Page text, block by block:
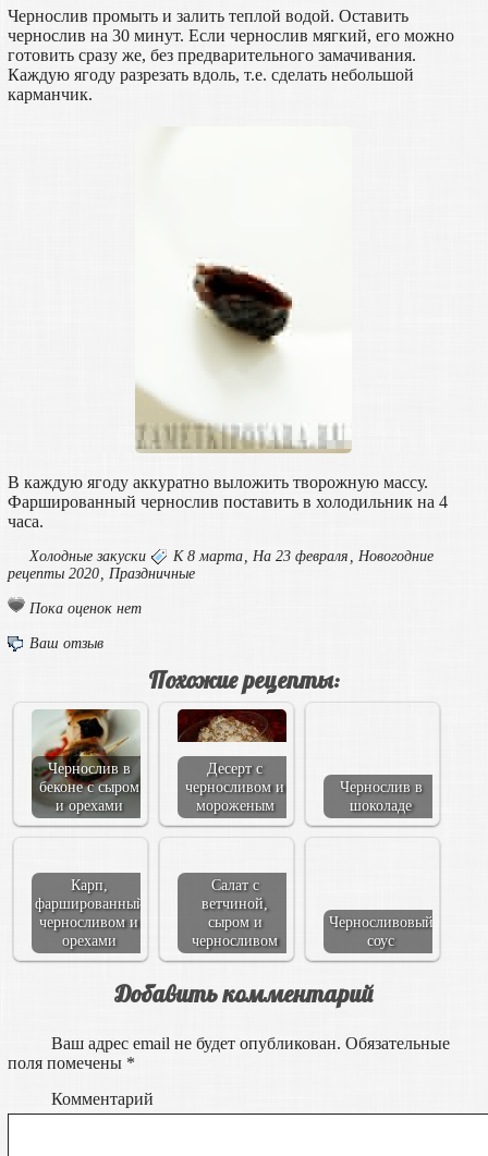
Чернослив промыть и залить теплой водой. Оставить
чернослив на 30 минут. Если чернослив мягкий, его можно
готовить сразу же, без предварительного замачивания.
Каждую ягоду разрезать вдоль, т.е. сделать небольшой
карманчик.
В каждую ягоду аккуратно выложить творожную массу.
Фаршированный чернослив поставить в холодильник на 4
часа.
Холодные закуски К 8 марта На 23 февраля
Новогодние
рецепты 2020
Праздничные
Пока оценок нет
Ваш отзыв
Похожие рецепты:
Чернослив в
беконе с сыром
и орехами
Десерт с
черносливом и
мороженым
Чернослив в
шоколаде
Карп,
фаршированный
черносливом и
орехами
Салат с
ветчиной,
сыром и
черносливом
Черносливовый
соус
Добавить комментарий
Ваш адрес email не будет опубликован. Обязательные
поля помечены *
Комментарий